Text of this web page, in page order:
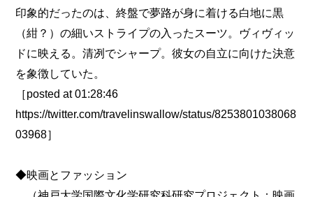
印象的だったのは、終盤で夢路が身に着ける白地に黒
（紺？）の細いストライプの入ったスーツ。ヴィヴィッ
ドに映える。清冽でシャープ。彼女の自立に向けた決意
を象徴していた。
［posted at 01:28:46
https://twitter.com/travelinswallow/status/8253801038068
03968］
◆映画とファッション